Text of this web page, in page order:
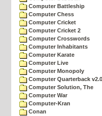
Computer Battleship
Computer Chess
Computer Cricket
Computer Cricket 2
Computer Crosswords
Computer Inhabitants
Computer Karate
Computer Live
Computer Monopoly
Computer Quarterback v2.0
Computer Solution, The
Computer War
Computer-Kran
Conan